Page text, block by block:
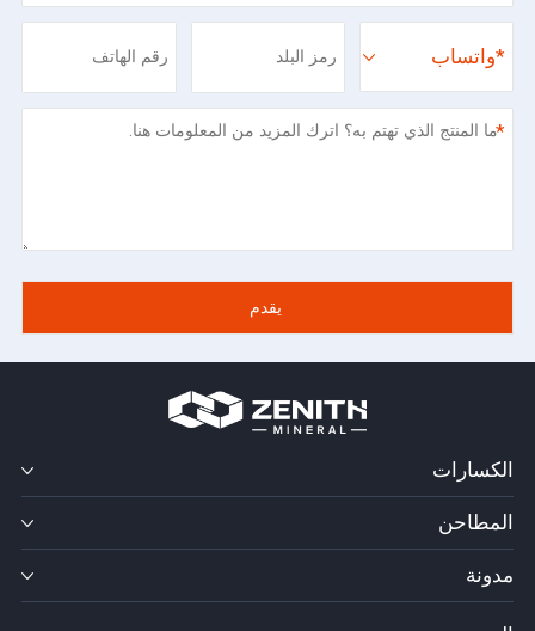
*واتساب
*
الكسارات
المطاحن
مدونة